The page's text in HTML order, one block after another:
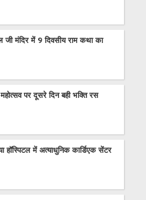
जी मंदिर में 9 दिवसीय राम कथा का
महोत्सव पर दूसरे दिन बही भक्ति रस
हॉस्पिटल में अत्याधुनिक कार्डिएक सेंटर